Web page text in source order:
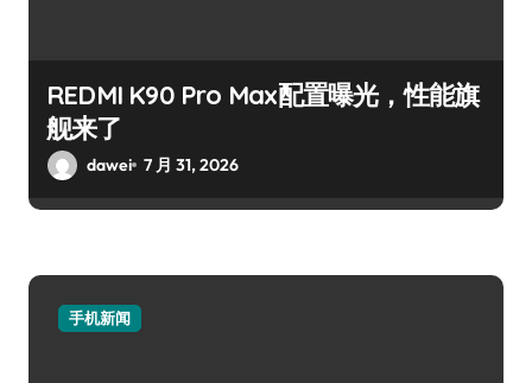
REDMI K90 Pro Max配置曝光，性能旗
舰来了
dawei 7 月 31, 2026
手机新闻